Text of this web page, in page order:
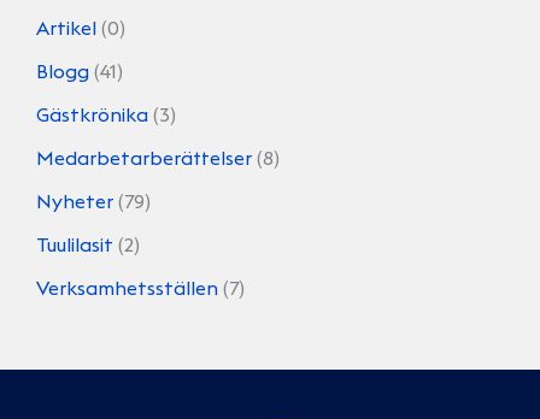
Artikel (0)
Blogg (41)
Gästkrönika (3)
Medarbetarberättelser (8)
Nyheter (79)
Tuulilasit (2)
Verksamhetsställen (7)